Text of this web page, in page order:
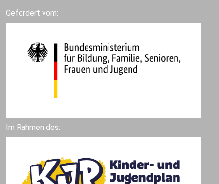
Gefördert vom:
Im Rahmen des: